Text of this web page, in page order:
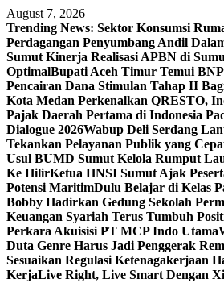
Skip
to
content
August 7, 2026
Trending News: Sektor Konsumsi
Perdagangan Penyumbang Andil
Sumut ‎ Kinerja Realisasi APBN di
Optimal‎‎Bupati Aceh Timur Temui
Pencairan Dana Stimulan Tahap II
Kota Medan Perkenalkan QRESTO,
Pajak Daerah Pertama di Indonesia
Dialogue 2026Wabup Deli Serdang
Tekankan Pelayanan Publik yang
Usul BUMD Sumut Kelola Rumput
Ke HilirKetua HNSI Sumut Ajak
Potensi MaritimDulu Belajar di Kelas
Bobby Hadirkan Gedung Sekolah
Keuangan Syariah Terus Tumbuh
Perkara Akuisisi PT MCP Indo Utama
Duta Genre Harus Jadi Penggerak
Sesuaikan Regulasi Ketenagakerjaan
KerjaLive Right, Live Smart Dengan